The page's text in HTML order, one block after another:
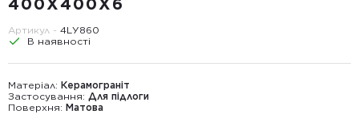
400Х400Х6
Артикул - 4LУ860
В наявності
Матеріал: Керамограніт
Застосування: Для підлоги
Поверхня: Матова